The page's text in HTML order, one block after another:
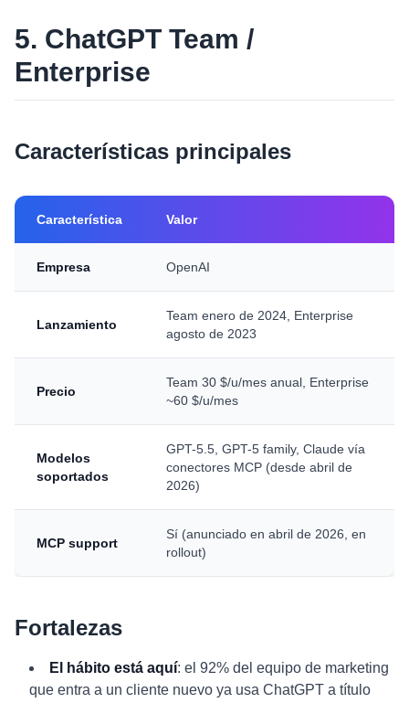
5. ChatGPT Team /
Enterprise
Características principales
Característica Valor
Empresa OpenAI
Lanzamiento
Team enero de 2024, Enterprise
agosto de 2023
Precio
Team 30 $/u/mes anual, Enterprise
~60 $/u/mes
Modelos
soportados
GPT-5.5, GPT-5 family, Claude vía
conectores MCP (desde abril de
2026)
MCP support
Sí (anunciado en abril de 2026, en
rollout)
Fortalezas
El hábito está aquí: el 92% del equipo de marketing
que entra a un cliente nuevo ya usa ChatGPT a título